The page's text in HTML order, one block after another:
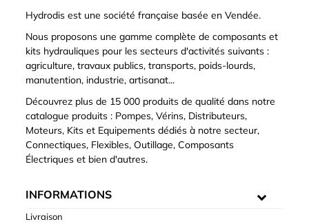
Hydrodis est une société française basée en Vendée.
Nous proposons une gamme complète de composants et
kits hydrauliques pour les secteurs d'activités suivants :
agriculture, travaux publics, transports, poids-lourds,
manutention, industrie, artisanat...
Découvrez plus de 15 000 produits de qualité dans notre
catalogue produits : Pompes, Vérins, Distributeurs,
Moteurs, Kits et Equipements dédiés à notre secteur,
Connectiques, Flexibles, Outillage, Composants
Électriques et bien d'autres.
INFORMATIONS
Livraison